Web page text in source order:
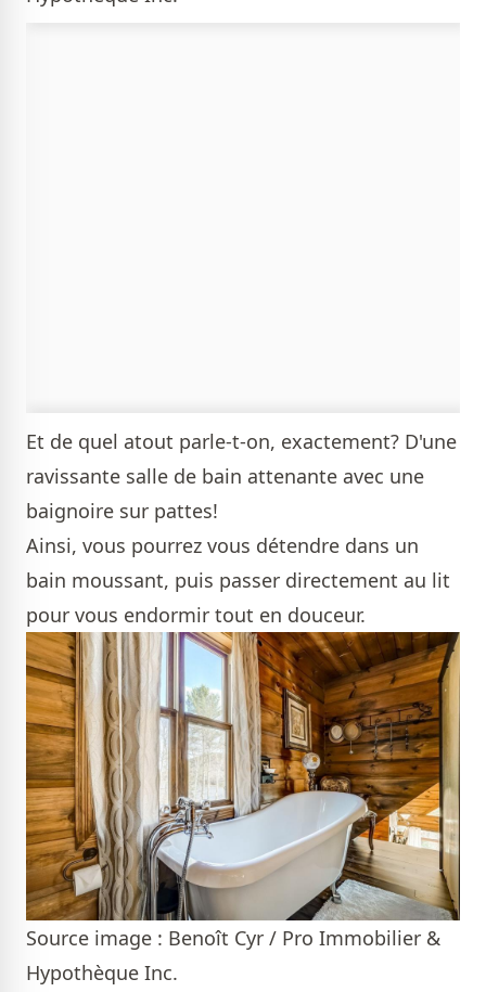
Et de quel atout parle-t-on, exactement? D'une
ravissante salle de bain attenante avec une
baignoire sur pattes!
Ainsi, vous pourrez vous détendre dans un
bain moussant, puis passer directement au lit
pour vous endormir tout en douceur.
Source image : Benoît Cyr / Pro Immobilier &
Hypothèque Inc.